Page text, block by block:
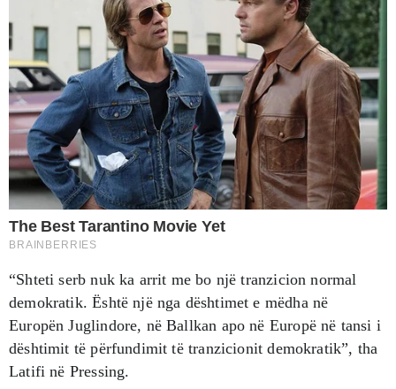
“Shteti serb nuk ka arrit me bo një tranzicion normal
demokratik. Është një nga dështimet e mëdha në
Europën Juglindore, në Ballkan apo në Europë në tansi i
dështimit të përfundimit të tranzicionit demokratik”, tha
Latifi në Pressing.